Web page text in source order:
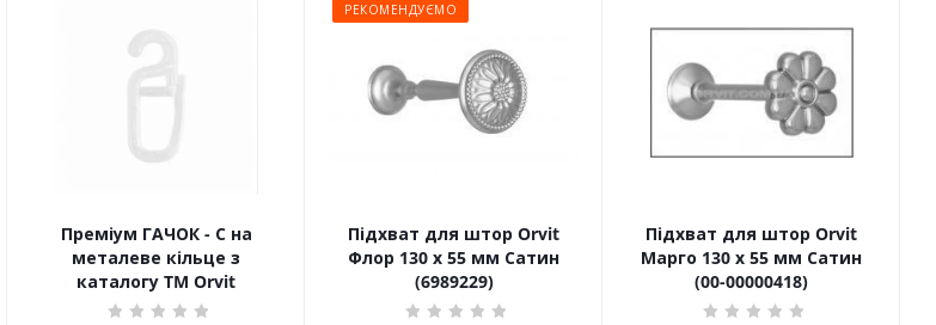
Преміум ГАЧОК - С на
металеве кільце з
каталогу TM Orvit
РЕКОМЕНДУЄМО
Підхват для штор Orvit
Флор 130 х 55 мм Сатин
(6989229)
Підхват для штор Orvit
Марго 130 х 55 мм Сатин
(00-00000418)